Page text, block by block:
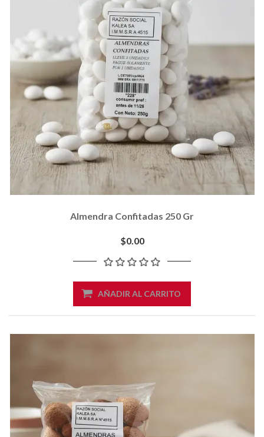
Almendra Confitadas 250 Gr
$0.00
AÑADIR AL CARRITO